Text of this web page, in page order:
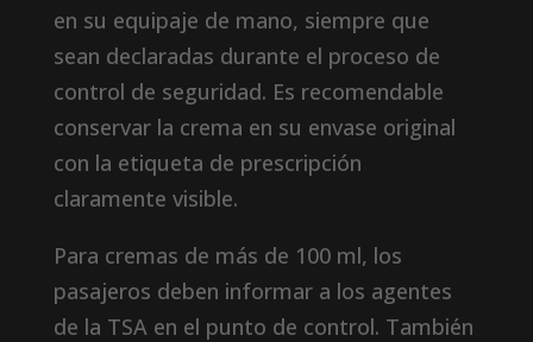
en su equipaje de mano, siempre que
sean declaradas durante el proceso de
control de seguridad. Es recomendable
conservar la crema en su envase original
con la etiqueta de prescripción
claramente visible.
Para cremas de más de 100 ml, los
pasajeros deben informar a los agentes
de la TSA en el punto de control. También